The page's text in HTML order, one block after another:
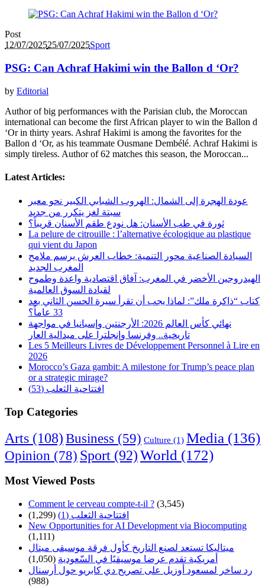
Post
12/07/202525/07/2025Sport
PSG: Can Achraf Hakimi win the Ballon d ‘Or?
by Editorial
Author of big performances with the Parisian club, the Moroccan
international can become the first African player to win the Ballon d
‘Or in thirty years. Ashraf Hakimi is among the favorites for the
Ballon d ‘Or, as his teammate Ousmane Dembélé. Achraf Hakimi is
simply tireless. Author of 62 matches this season, the Moroccan...
Latest Articles:
عودة الهجرة إلى الشمال: الهروب الشبابي الكبير نحو معبر
سبتة لغز يتكرر من جديد
ثورة في طب الأسنان: هل نودع طقم الأسنان قريباً؟
La pelure de citrouille : l’alternative écologique au plastique
qui vient du Japon
السيادة الصناعية محور التنمية: خطاب العرش يرسم ملامح
المغرب الجديد
الهيدروجين الأخضر في المغرب: آفاق اقتصادية واعدة وطموح
لقيادة السوق العالمية
كتاب “ذاكرة ملك”: لماذا يجب أن تقرأ سيرة الحسن الثاني بعد
33 عاماً؟
نهائي كأس العالم 2026: الأرجنتين وإسبانيا في مواجهة
تاريخية.. وفرنسا وإنجلترا على ميدالية العار
Les 5 Meilleurs Livres de Développement Personnel à Lire en
2026
Morocco’s Gaza gambit: A milestone for Trump’s peace plan
or a strategic mirage?
افتتاحية الثعلب (53)
Top Categories
Arts (108) Business (59) Culture (1) Media (136)
Opinion (78) Sport (92)World (172)
Most Viewed Posts
Comment le cerveau compte-t-il ? (3,545)
افتتاحية الثعلب (1)
(1,299)
New Opportunities for AI Development via Biocomputing
(1,111)
ميتاليكا تستعد لصنع التاريخ كأول فرقة موسيقى ميتال
أمريكية تقدم عرضا موسيقيًا في السّعودية (1,050)
رد ساخر لمسعود أوزيل على تصريح دي كابريو حول أرسنال
(988)